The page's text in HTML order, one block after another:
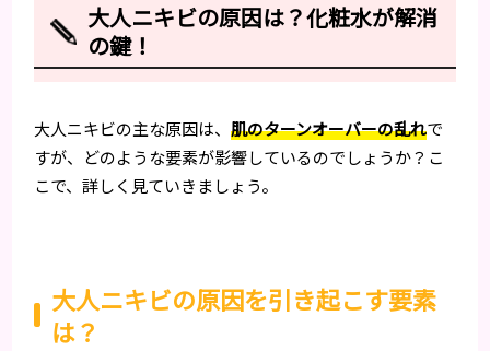
大人ニキビの原因は？化粧水が解消
の鍵！
大人ニキビの主な原因は、肌のターンオーバーの乱れで
すが、どのような要素が影響しているのでしょうか？こ
こで、詳しく見ていきましょう。
大人ニキビの原因を引き起こす要素
は？